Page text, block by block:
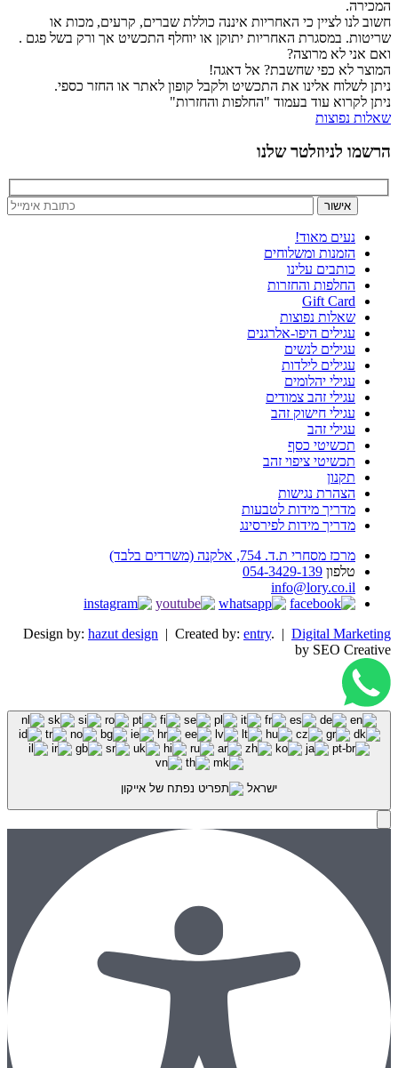
המכירה.
חשוב לנו לציין כי האחריות איננה כוללת שברים, קרעים, מכות או
שריטות. במסגרת האחריות יתוקן או יוחלף התכשיט אך ורק בשל פגם .
ואם אני לא מרוצה?
המוצר לא כפי שחשבת? אל דאגה!
ניתן לשלוח אלינו את התכשיט ולקבל קופון לאתר או החזר כספי.
ניתן לקרוא עוד בעמוד "החלפות והחזרות"
שאלות נפוצות
הרשמו לניוזלטר שלנו
נעים מאוד!
הזמנות ומשלוחים
כותבים עלינו
החלפות והחזרות
Gift Card
שאלות נפוצות
עגילים היפו-אלרגנים
עגילים לנשים
עגילים לילדות
עגילי יהלומים
עגילי זהב צמודים
עגילי חישוק זהב
עגילי זהב
תכשיטי כסף
תכשיטי ציפוי זהב
תקנון
הצהרת נגישות
מדריך מידות לטבעות
מדריך מידות לפירסינג
מרכז מסחרי ת.ד. 754, אלקנה (משרדים בלבד)
טלפון 054-3429-139
info@lory.co.il
Design by: hazut design | Created by: entry. | Digital Marketing
by SEO Creative
ישראל